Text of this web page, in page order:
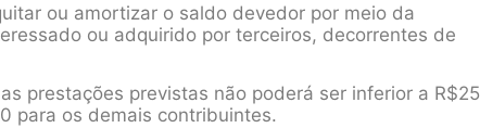
ou amortizar o saldo devedor por meio da
ou adquirido por terceiros, decorrentes de
prestações previstas não poderá ser inferior a R$25
para os demais contribuintes.